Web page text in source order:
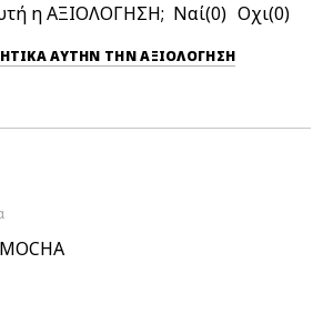
η ΑΞΙΟΛΟΓΗΣΗ; 0 0
ΕΠΙΣΗΜΆΝΕΤΕ ΑΡΝΗΤΙΚΆ ΑΥΤΉΝ ΤΗΝ ΑΞΙΟΛΟΓΗΣΗ